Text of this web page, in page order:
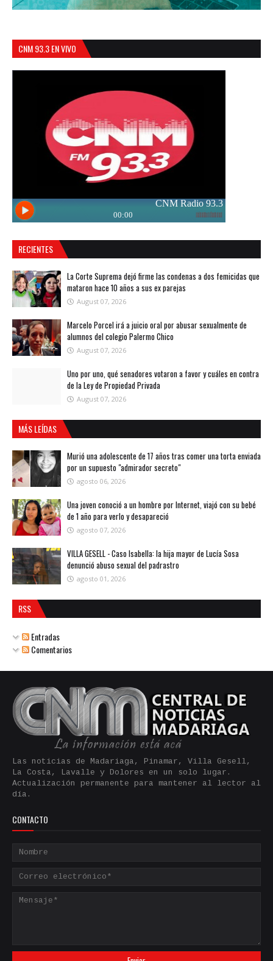
CNM 93.3 EN VIVO
RECIENTES
La Corte Suprema dejó firme las condenas a dos femicidas que
mataron hace 10 años a sus ex parejas
August 07, 2026
Marcelo Porcel irá a juicio oral por abusar sexualmente de
alumnos del colegio Palermo Chico
August 07, 2026
Uno por uno, qué senadores votaron a favor y cuáles en contra
de la Ley de Propiedad Privada
August 07, 2026
MÁS LEÍDAS
Murió una adolescente de 17 años tras comer una torta enviada
por un supuesto "admirador secreto"
agosto 06, 2026
Una joven conoció a un hombre por Internet, viajó con su bebé
de 1 año para verlo y desapareció
agosto 07, 2026
VILLA GESELL - Caso Isabella: la hija mayor de Lucía Sosa
denunció abuso sexual del padrastro
agosto 01, 2026
RSS
Entradas
Comentarios
Las noticias de Madariaga, Pinamar, Villa Gesell,
La Costa, Lavalle y Dolores en un solo lugar.
Actualización permanente para mantener al lector al
día.
CONTACTO